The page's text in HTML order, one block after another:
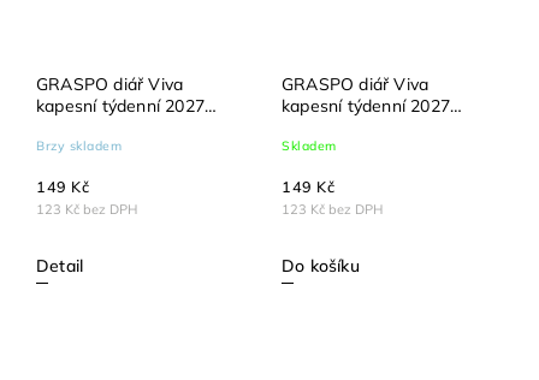
GRASPO diář Viva
kapesní týdenní 2027
Brzy skladem
123 Kč bez DPH
149 Kč
Detail
GRASPO diář Viva
kapesní týdenní 2027
Skladem
123 Kč bez DPH
149 Kč
Do košíku